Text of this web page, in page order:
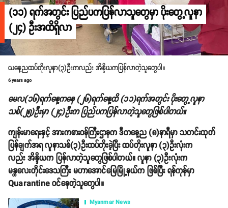
(၁၁) ရက်အတွင်း ပြည်ပကပြန်လာသူတွေမှာ ပိုးတွေ့လူနာ
(၂၄) ဦးအထိရှိလာ
ယနေ့ညထပ်တိုးလူနာ(၃)ဦးကလည်း အိန္ဒိယကပြန်လာတဲ့သူတွေပါ။
6 years ago
မေလ(၁၆)ရက်နေ့ကနေ (၂၆)ရက်နေ့ထိ (၁၁)ရက်အတွင်း ပိုးတွေ့လူနာ
သစ်(၂၅)ဦးမှာ (၂၄)ဦးက ပြည်ပကပြန်လာတဲ့သူတွေဖြစ်ပါတယ်။
ကျန်းမာရေးနှင့် အားကစားဝန်ကြီးဌာနက ဒီကနေ့ည (၈)နာရီမှာ သတင်းထုတ်
ပြန်ချက်အရ လူနာသစ်(၃)ဦးထပ်တိုးခဲ့ပြီး ထပ်တိုးလူနာ (၃)ဦးလုံးက
လည်း အိန္ဒိယက ပြန်လာတဲ့သူတွေဖြစ်ပါတယ်။ လူနာ (၃)ဦးလုံးက
မန္တလေးတိုင်းဒေသကြီး မဟာအောင်မြေမြို့နယ်က ဖြစ်ပြီး ရန်ကုန်မှာ
Quarantine ဝင်နေတဲ့သူတွေပါ။
Myanmar News